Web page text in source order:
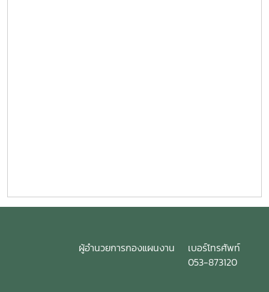
ผู้อำนวยการกองแผนงาน
เบอร์โทรศัพท์
053-873120